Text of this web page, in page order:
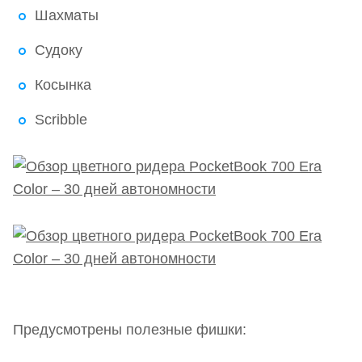
Шахматы
Судоку
Косынка
Scribble
Предусмотрены полезные фишки: